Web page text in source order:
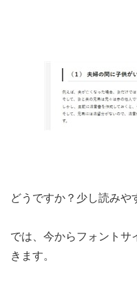
どうですか？少し読みや
では、今からフォントサ
きます。